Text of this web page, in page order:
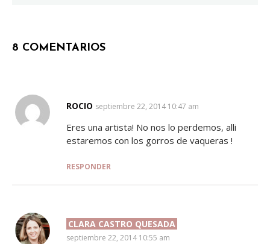
8 COMENTARIOS
ROCIO SAYS:
septiembre 22, 2014 10:47 am
Eres una artista! No nos lo perdemos, alli
estaremos con los gorros de vaqueras !
RESPONDER
CLARA CASTRO QUESADA
septiembre 22, 2014 10:55 am